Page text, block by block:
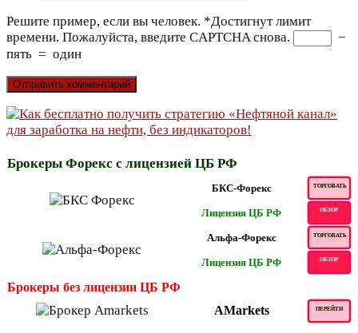
Решите пример, если вы человек. *Достигнут лимит
времени. Пожалуйста, введите CAPTCHA снова.
−
пять = один
Брокеры Форекс с лицензией ЦБ РФ
БКС-Форекс ТОРГОВАТЬ
Лицензия ЦБ РФ ОБЗОР
Альфа-Форекс ТОРГОВАТЬ
Лицензия ЦБ РФ ОБЗОР
Брокеры без лицензии ЦБ РФ
AMarkets
ПЕРЕЙТИ